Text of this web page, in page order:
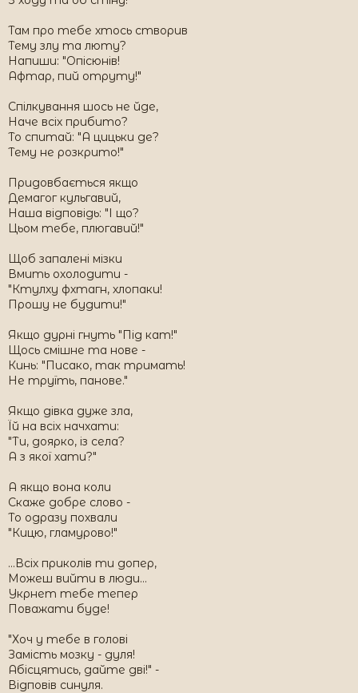
Там про тебе хтось створив
Тему злу та люту?
Напиши: "Опісюнів!
Афтар, пий отруту!"
Спілкування шось не йде,
Наче всіх прибито?
То спитай: "А цицьки де?
Тему не розкрито!"
Придовбається якщо
Демагог кульгавий,
Наша відповідь: "І що?
Цьом тебе, плюгавий!"
Щоб запалені мізки
Вмить охолодити -
"Ктулху фхтагн, хлопаки!
Прошу не будити!"
Якщо дурні гнуть "Під кат!"
Щось смішне та нове -
Кинь: "Писако, так тримать!
Не труїть, панове."
Якщо дівка дуже зла,
Їй на всіх начхати:
"Ти, доярко, із села?
А з якої хати?"
А якщо вона коли
Скаже добре слово -
То одразу похвали
"Кицю, гламурово!"
...Всіх приколів ти допер,
Можеш вийти в люди...
Укрнет тебе тепер
Поважати буде!
"Хоч у тебе в голові
Замість мозку - дуля!
Абісцятись, дайте дві!" -
Відповів синуля.